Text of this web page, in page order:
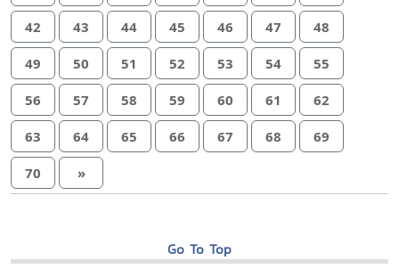
42 43 44 45 46 47 48
49 50 51 52 53 54 55
56 57 58 59 60 61 62
63 64 65 66 67 68 69
70 »
Go To Top